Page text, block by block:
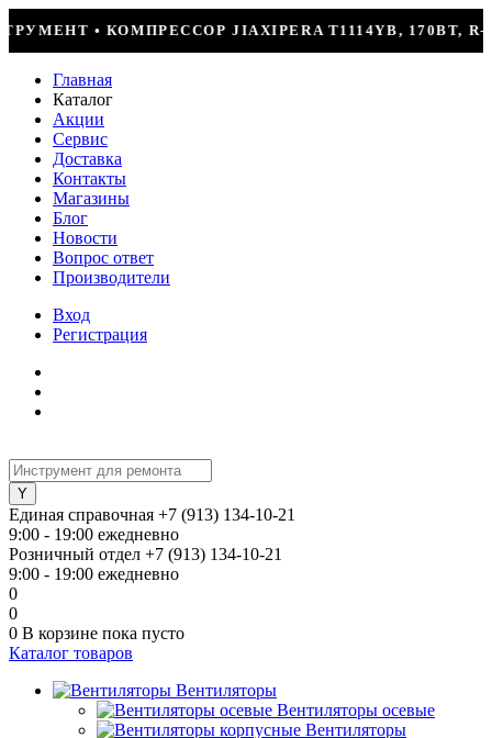
T1114YB, 170ВТ, R-600 = 2499Р
Главная
Каталог
Акции
Сервис
Доставка
Контакты
Магазины
Блог
Новости
Вопрос ответ
Производители
Вход
Регистрация
Единая справочная +7 (913) 134-10-21
9:00 - 19:00 ежедневно
Розничный отдел +7 (913) 134-10-21
9:00 - 19:00 ежедневно
0
0
0 В корзине пока пусто
Каталог товаров
Вентиляторы
Вентиляторы осевые
Вентиляторы